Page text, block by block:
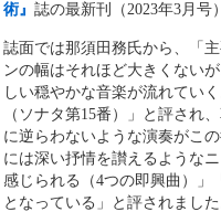
術』 誌の最新刊（2023年3月号
誌面では那須田務氏から、「
ンの幅はそれほど大きくない
しい穏やかな音楽が流れてい
（ソナタ第15番）」と評され
に逆らわないような演奏がこ
には深い抒情を讃えるような
感じられる（4つの即興曲）」
となっている」と評されました